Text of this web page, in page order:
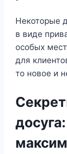
Некоторые
в виде
особых
для
то новое и